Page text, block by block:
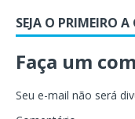
SEJA O PRIMEIRO
Faça um
Seu e-mail não será